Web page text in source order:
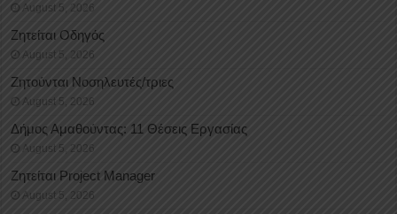
August 5, 2026
Ζητείται Οδηγός
August 5, 2026
Ζητούνται Νοσηλευτές/τριες
August 5, 2026
Δήμος Αμαθούντας: 11 Θέσεις Εργασίας
August 5, 2026
Ζητείται Project Manager
August 5, 2026